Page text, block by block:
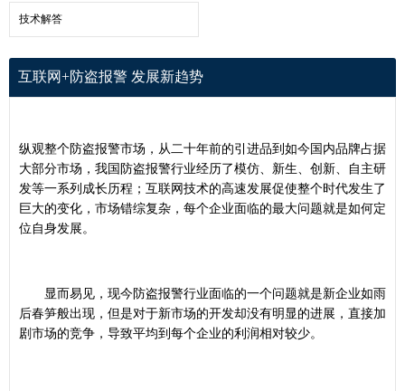
技术解答
互联网+防盗报警 发展新趋势
纵观整个防盗报警市场，从二十年前的引进品到如今国内品牌占据
大部分市场，我国防盗报警行业经历了模仿、新生、创新、自主研
发等一系列成长历程；互联网技术的高速发展促使整个时代发生了
巨大的变化，市场错综复杂，每个企业面临的最大问题就是如何定
位自身发展。
显而易见，现今防盗报警行业面临的一个问题就是新企业如雨
后春笋般出现，但是对于新市场的开发却没有明显的进展，直接加
剧市场的竞争，导致平均到每个企业的利润相对较少。